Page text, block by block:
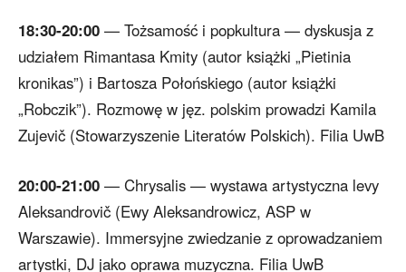
18:30-20:00 — Tożsamość i popkultura — dyskusja z
udziałem Rimantasa Kmity (autor książki „Pietinia
kronikas”) i Bartosza Połońskiego (autor książki
„Robczik”). Rozmowę w jęz. polskim prowadzi Kamila
Zujevič (Stowarzyszenie Literatów Polskich). Filia UwB
20:00-21:00 — Chrysalis — wystawa artystyczna levy
Aleksandrovič (Ewy Aleksandrowicz, ASP w
Warszawie). Immersyjne zwiedzanie z oprowadzaniem
artystki, DJ jako oprawa muzyczna. Filia UwB